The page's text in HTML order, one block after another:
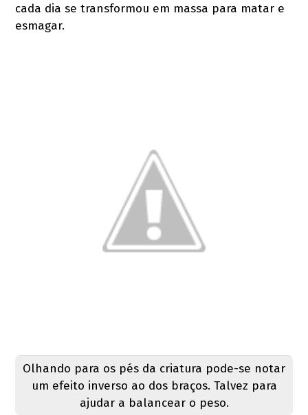
cada dia se transformou em massa para matar e
esmagar.
Olhando para os pés da criatura pode-se notar
um efeito inverso ao dos braços. Talvez para
ajudar a balancear o peso.